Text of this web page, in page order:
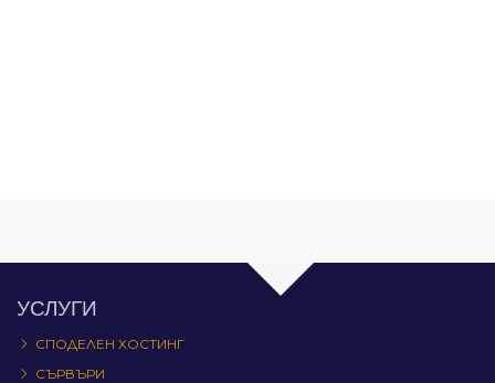
УСЛУГИ
СПОДЕЛЕН ХОСТИНГ
СЪРВЪРИ